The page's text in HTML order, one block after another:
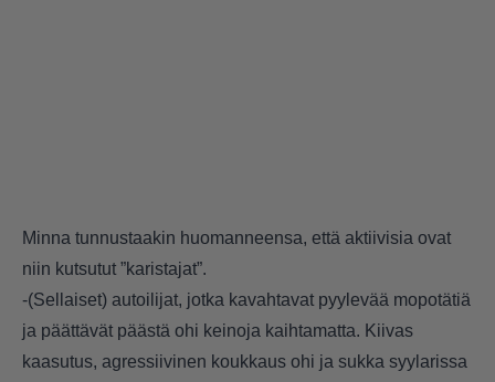
Minna tunnustaakin huomanneensa, että aktiivisia ovat
niin kutsutut ”karistajat”.
-(Sellaiset) autoilijat, jotka kavahtavat pyylevää mopotätiä
ja päättävät päästä ohi keinoja kaihtamatta. Kiivas
kaasutus, agressiivinen koukkaus ohi ja sukka syylarissa